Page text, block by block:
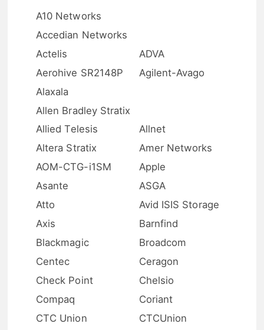
A10 Networks
Accedian Networks
Actelis
ADVA
Aerohive SR2148P
Agilent-Avago
Alaxala
Allen Bradley Stratix
Allied Telesis
Allnet
Altera Stratix
Amer Networks
AOM-CTG-i1SM
Apple
Asante
ASGA
Atto
Avid ISIS Storage
Axis
Barnfind
Blackmagic
Broadcom
Centec
Ceragon
Check Point
Chelsio
Compaq
Coriant
CTC Union
CTCUnion